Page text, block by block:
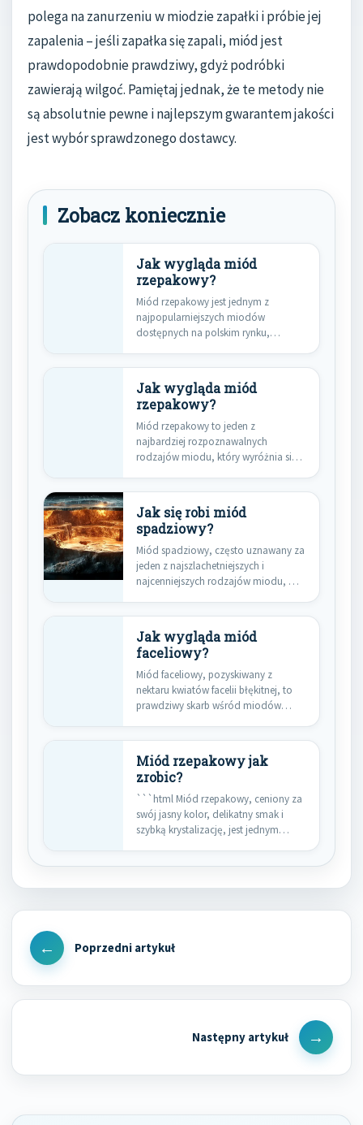
polega na zanurzeniu w miodzie zapałki i próbie jej
zapalenia – jeśli zapałka się zapali, miód jest
prawdopodobnie prawdziwy, gdyż podróbki
zawierają wilgoć. Pamiętaj jednak, że te metody nie
są absolutnie pewne i najlepszym gwarantem jakości
jest wybór sprawdzonego dostawcy.
Zobacz koniecznie
Jak wygląda miód
rzepakowy?
Miód rzepakowy jest jednym z
najpopularniejszych miodów
dostępnych na polskim rynku,
Jak wygląda miód
rzepakowy?
Miód rzepakowy to jeden z
najbardziej rozpoznawalnych
rodzajów miodu, który wyróżnia się
Jak się robi miód
spadziowy?
Miód spadziowy, często uznawany za
jeden z najszlachetniejszych i
najcenniejszych rodzajów miodu, ma
Jak wygląda miód
faceliowy?
Miód faceliowy, pozyskiwany z
nektaru kwiatów facelii błękitnej, to
prawdziwy skarb wśród miodów
Miód rzepakowy jak
zrobic?
```html Miód rzepakowy, ceniony za
swój jasny kolor, delikatny smak i
szybką krystalizację, jest jednym…
Nawigacja
wpisu
Previous
Next
Post